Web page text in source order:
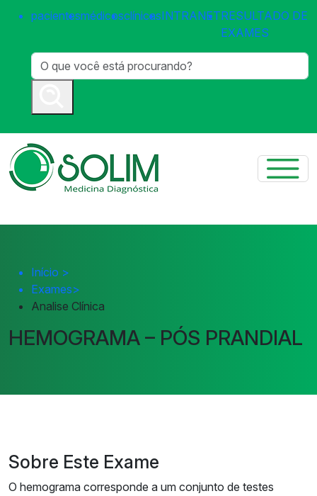
pacientesmédicosclínicasINTRANETRESULTADO DE
EXAMES
Início >
Exames>
Analise Clínica
HEMOGRAMA – PÓS PRANDIAL
Sobre Este Exame
O hemograma corresponde a um conjunto de testes